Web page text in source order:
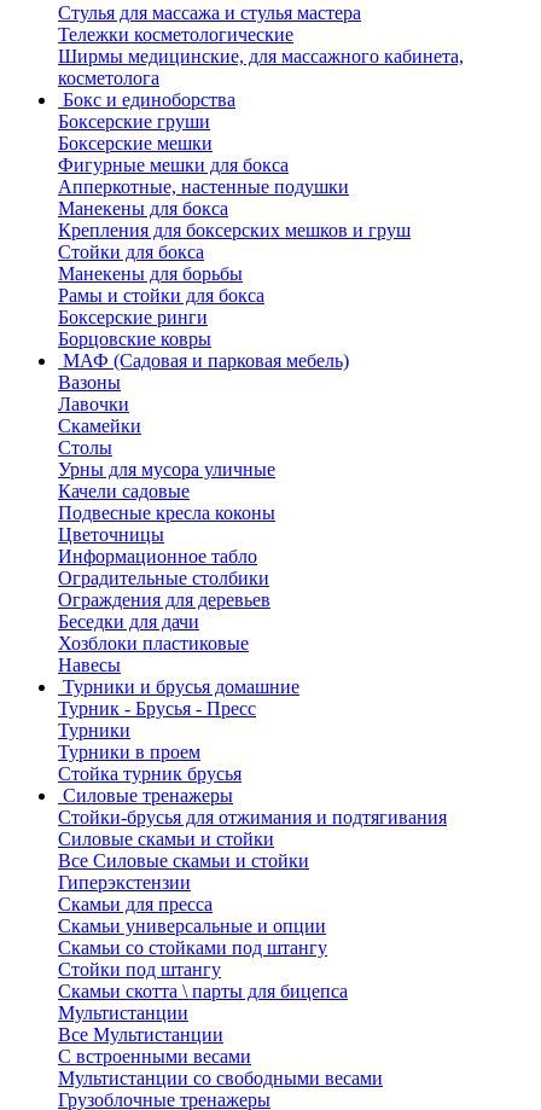
Стулья для массажа и стулья мастера
Тележки косметологические
Ширмы медицинские, для массажного кабинета,
косметолога
Бокс и единоборства
Боксерские груши
Боксерские мешки
Фигурные мешки для бокса
Апперкотные, настенные подушки
Манекены для бокса
Крепления для боксерских мешков и груш
Стойки для бокса
Манекены для борьбы
Рамы и стойки для бокса
Боксерские ринги
Борцовские ковры
МАФ (Садовая и парковая мебель)
Вазоны
Лавочки
Скамейки
Столы
Урны для мусора уличные
Качели садовые
Подвесные кресла коконы
Цветочницы
Информационное табло
Оградительные столбики
Ограждения для деревьев
Беседки для дачи
Хозблоки пластиковые
Навесы
Турники и брусья домашние
Турник - Брусья - Пресс
Турники
Турники в проем
Стойка турник брусья
Силовые тренажеры
Стойки-брусья для отжимания и подтягивания
Силовые скамьи и стойки
Все Силовые скамьи и стойки
Гиперэкстензии
Скамьи для пресса
Скамьи универсальные и опции
Скамьи со стойками под штангу
Стойки под штангу
Скамьи скотта \ парты для бицепса
Мультистанции
Все Мультистанции
С встроенными весами
Мультистанции со свободными весами
Грузоблочные тренажеры